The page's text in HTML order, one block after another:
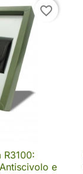
favorite_border
R3100:
e